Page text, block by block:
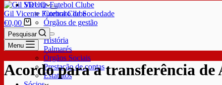
SDUQ
Contrato de Sociedade
Órgãos de gestão
Clube
História
Palmarés
Órgãos Sociais
Prestação de contas
Estatutos
Gil Vicente Futebol Clube
€0,00
Pesquisar
Menu
Acordo para a transferência